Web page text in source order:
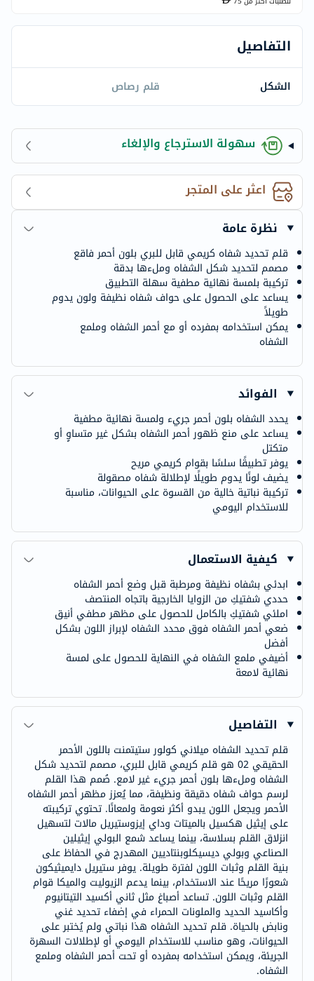
التفاصيل
الشكل قلم رصاص
سهولة الاسترجاع والإلغاء
اعثر على المتجر
نظرة عامة
قلم تحديد شفاه كريمي قابل للبري بلون أحمر فاقع
مصمم لتحديد شكل الشفاه وملءها بدقة
تركيبة بلمسة نهائية مطفية سهلة التطبيق
يساعد على الحصول على حواف شفاه نظيفة ولون يدوم
طويلاً
يمكن استخدامه بمفرده أو مع أحمر الشفاه وملمع
الشفاه
الفوائد
يحدد الشفاه بلون أحمر جريء ولمسة نهائية مطفية
يساعد على منع ظهور أحمر الشفاه بشكل غير متساوٍ أو
متكتل
يوفر تطبيقًا سلسًا بقوام كريمي مريح
يضيف لونًا يدوم طويلًا لإطلالة شفاه مصقولة
تركيبة نباتية خالية من القسوة على الحيوانات، مناسبة
للاستخدام اليومي
كيفية الاستعمال
ابدئي بشفاه نظيفة ومرطبة قبل وضع أحمر الشفاه
حددي شفتيكِ من الزوايا الخارجية باتجاه المنتصف
املئي شفتيكِ بالكامل للحصول على مظهر مطفي أنيق
ضعي أحمر الشفاه فوق محدد الشفاه لإبراز اللون بشكل
أفضل
أضيفي ملمع الشفاه في النهاية للحصول على لمسة
نهائية لامعة
التفاصيل
قلم تحديد الشفاه ميلاني كولور ستيتمنت باللون الأحمر
الحقيقي 02 هو قلم كريمي قابل للبري، مصمم لتحديد شكل
الشفاه وملءها بلون أحمر جريء غير لامع. صُمم هذا القلم
لرسم حواف شفاه دقيقة ونظيفة، مما يُعزز مظهر أحمر الشفاه
الأحمر ويجعل اللون يبدو أكثر نعومة ولمعانًا. تحتوي تركيبته
على إيثيل هكسيل بالميتات وداي إيزوستيريل مالات لتسهيل
انزلاق القلم بسلاسة، بينما يساعد شمع البولي إيثيلين
الصناعي وبولي ديسيكلوبنتاديين المهدرج في الحفاظ على
بنية القلم وثبات اللون لفترة طويلة. يوفر ستيريل دايميثيكون
شعورًا مريحًا عند الاستخدام، بينما يدعم الزيوليت والميكا قوام
القلم وثبات اللون. تساعد أصباغ مثل ثاني أكسيد التيتانيوم
وأكاسيد الحديد والملونات الحمراء في إضفاء تحديد غني
ونابض بالحياة. قلم تحديد الشفاه هذا نباتي ولم يُختبر على
الحيوانات، وهو مناسب للاستخدام اليومي أو لإطلالات السهرة
الجريئة، ويمكن استخدامه بمفرده أو تحت أحمر الشفاه وملمع
الشفاه.